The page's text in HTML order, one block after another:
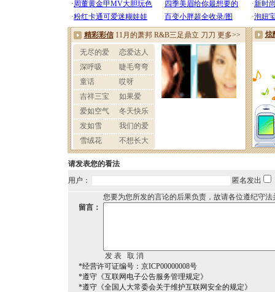
请发表您的看法
用户：
匿名发出
您要为您所发的言论的后果负责，故请各位遵纪守
留言：
*经营许可证编号：京ICP00000008号
*遵守《互联网电子公告服务管理规定》
*遵守《全国人大常委会关于维护互联网安全的规定》